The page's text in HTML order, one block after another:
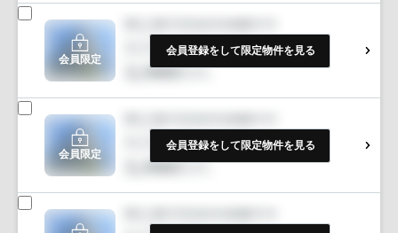
会員限定
会員登録をして限定物件を見る
会員限定
会員登録をして限定物件を見る